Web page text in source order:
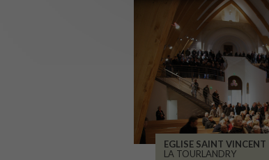
EGLISE SAINT VINCENT
LA TOURLANDRY